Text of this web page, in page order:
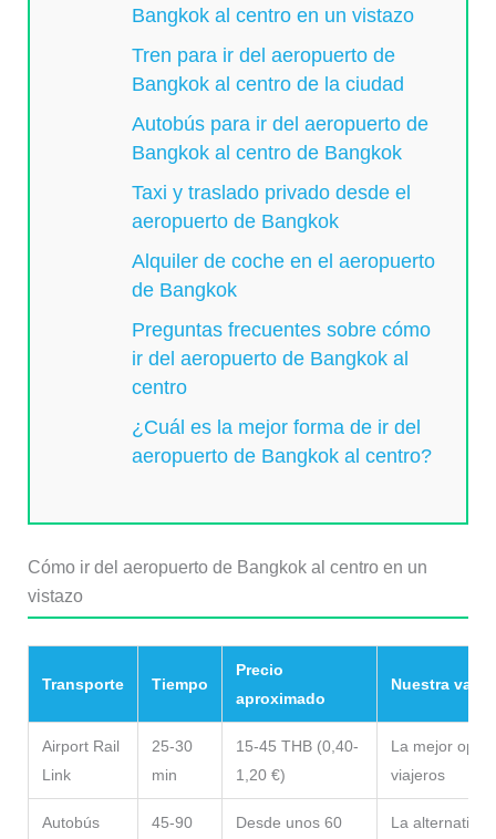
Bangkok al centro en un vistazo
Tren para ir del aeropuerto de
Bangkok al centro de la ciudad
Autobús para ir del aeropuerto de
Bangkok al centro de Bangkok
Taxi y traslado privado desde el
aeropuerto de Bangkok
Alquiler de coche en el aeropuerto
de Bangkok
Preguntas frecuentes sobre cómo
ir del aeropuerto de Bangkok al
centro
¿Cuál es la mejor forma de ir del
aeropuerto de Bangkok al centro?
Cómo ir del aeropuerto de Bangkok al centro en un
vistazo
Transporte Tiempo
Precio
aproximado
Nuestra
Airport Rail
Link
25-30
min
15-45 THB (0,40-
1,20 €)
La mejor
viajeros
Autobús
45-90
Desde unos 60
La alternativa